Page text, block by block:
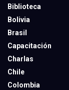
Biblioteca
Bolivia
Brasil
Capacitación
Charlas
Chile
Colombia